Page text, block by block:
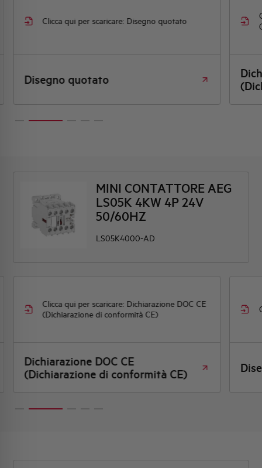
Clicca qui per scaricare: Disegno quotato
Disegno quotato
MINI CONTATTORE AEG
LS05K 4KW 4P 24V
50/60HZ
LS05K4000-AD
Clicca qui per scaricare: Dichiarazione DOC CE
(Dichiarazione di conformità CE)
Dichiarazione DOC CE
(Dichiarazione di conformità CE)